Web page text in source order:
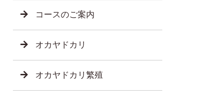
コースのご案内
オカヤドカリ
オカヤドカリ繁殖